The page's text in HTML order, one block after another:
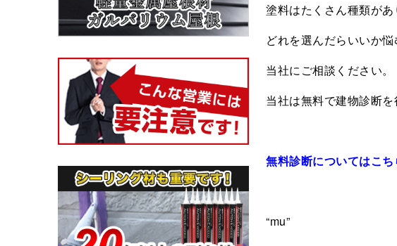
塗料はたくさん種類があ
どれを選んだらいいか
当社にご相談ください。
当社は無料で建物診断
無料診断についてはこち
“mu”